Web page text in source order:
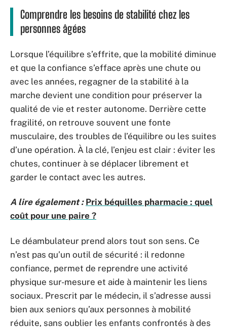
Comprendre les besoins de stabilité chez les
personnes âgées
Lorsque l’équilibre s’effrite, que la mobilité diminue
et que la confiance s’efface après une chute ou
avec les années, regagner de la stabilité à la
marche devient une condition pour préserver la
qualité de vie et rester autonome. Derrière cette
fragilité, on retrouve souvent une fonte
musculaire, des troubles de l’équilibre ou les suites
d’une opération. À la clé, l’enjeu est clair : éviter les
chutes, continuer à se déplacer librement et
garder le contact avec les autres.
A lire également : Prix béquilles pharmacie : quel
coût pour une paire ?
Le déambulateur prend alors tout son sens. Ce
n’est pas qu’un outil de sécurité : il redonne
confiance, permet de reprendre une activité
physique sur-mesure et aide à maintenir les liens
sociaux. Prescrit par le médecin, il s’adresse aussi
bien aux seniors qu’aux personnes à mobilité
réduite, sans oublier les enfants confrontés à des